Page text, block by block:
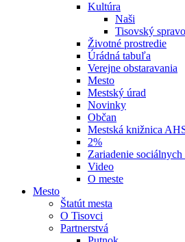
Kultúra
Naši
Tisovský
Životné prostredie
Úrádná tabuľa
Verejne obstaravania
Mesto
Mestský úrad
Novinky
Občan
Mestská knižnica
2%
Zariadenie
Video
O meste
Mesto
Štatút mesta
O Tisovci
Partnerstvá